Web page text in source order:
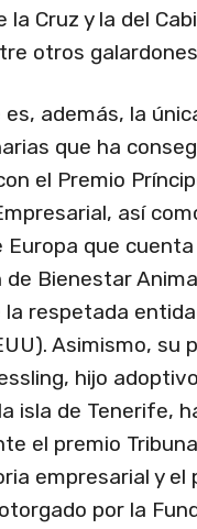
la Cruz y la del
otros
es, además, la
que ha
el Premio
así
Europa que
de Bienestar
la respetada
Asimismo, su
hijo
isla de Tenerife,
el premio
empresarial y el
por la